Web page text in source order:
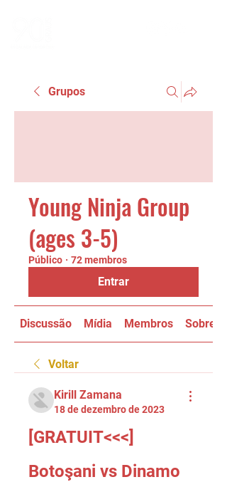
Grupos
Young Ninja Group
(ages 3-5)
Público · 72 membros
Entrar
Discussão Mídia Membros Sobre
Voltar
Kirill Zamana
18 de dezembro de 2023
[GRATUIT<<<]
Botoşani vs Dinamo